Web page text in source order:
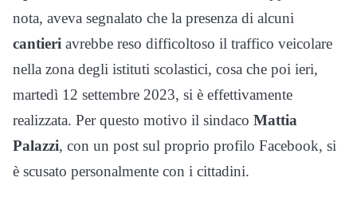
nota, aveva segnalato che la presenza di alcuni
cantieri avrebbe reso difficoltoso il traffico veicolare
nella zona degli istituti scolastici, cosa che poi ieri,
martedì 12 settembre 2023, si è effettivamente
realizzata. Per questo motivo il sindaco Mattia
Palazzi, con un post sul proprio profilo Facebook, si
è scusato personalmente con i cittadini.